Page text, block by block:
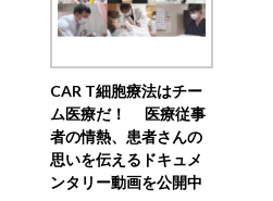
CAR T細胞療法はチー
ム医療だ！ 医療従事
者の情熱、患者さんの
思いを伝えるドキュメ
ンタリー動画を公開中